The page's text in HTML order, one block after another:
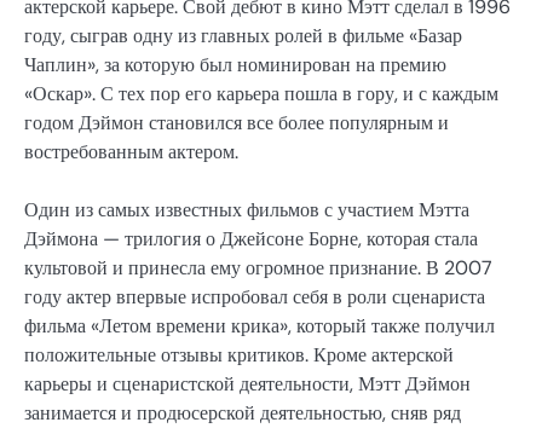
актерской карьере. Свой дебют в кино Мэтт сделал в 1996
году, сыграв одну из главных ролей в фильме «Базар
Чаплин», за которую был номинирован на премию
«Оскар». С тех пор его карьера пошла в гору, и с каждым
годом Дэймон становился все более популярным и
востребованным актером.
Один из самых известных фильмов с участием Мэтта
Дэймона — трилогия о Джейсоне Борне, которая стала
культовой и принесла ему огромное признание. В 2007
году актер впервые испробовал себя в роли сценариста
фильма «Летом времени крика», который также получил
положительные отзывы критиков. Кроме актерской
карьеры и сценаристской деятельности, Мэтт Дэймон
занимается и продюсерской деятельностью, сняв ряд